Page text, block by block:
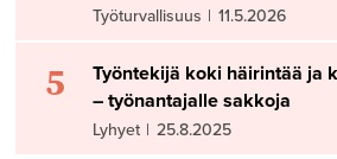
Työturvallisuus | 11.5.2026
5
Työntekijä koki häirintää ja
– työnantajalle sakkoja
Lyhyet | 25.8.2025